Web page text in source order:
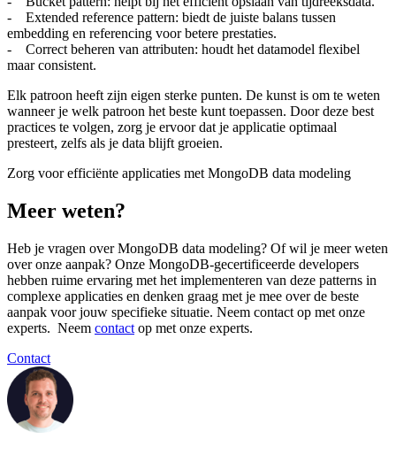
- Extended reference pattern: biedt de juiste balans tussen
embedding en referencing voor betere prestaties.
- Correct beheren van attributen: houdt het datamodel flexibel
maar consistent.
Elk patroon heeft zijn eigen sterke punten. De kunst is om te weten
wanneer je welk patroon het beste kunt toepassen. Door deze best
practices te volgen, zorg je ervoor dat je applicatie optimaal
presteert, zelfs als je data blijft groeien.
Zorg voor efficiënte applicaties met MongoDB data modeling
Meer weten?
Heb je vragen over MongoDB data modeling? Of wil je meer weten
over onze aanpak? Onze MongoDB-gecertificeerde developers
hebben ruime ervaring met het implementeren van deze patterns in
complexe applicaties en denken graag met je mee over de beste
aanpak voor jouw specifieke situatie. Neem contact op met onze
experts. Neem contact op met onze experts.
Contact